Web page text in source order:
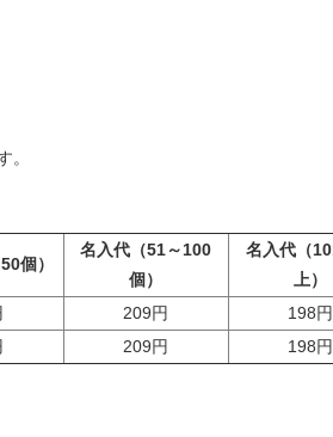
1.郵便、書面、電子メール、
直接当社にご提供いただく場
2.インターネット上に登録、
て頂く場合。
3.新聞紙上などの公開情報な
場合。
。
個）
名入代（51～100
個）
名入代（
上）
209円 198円
209円 198円